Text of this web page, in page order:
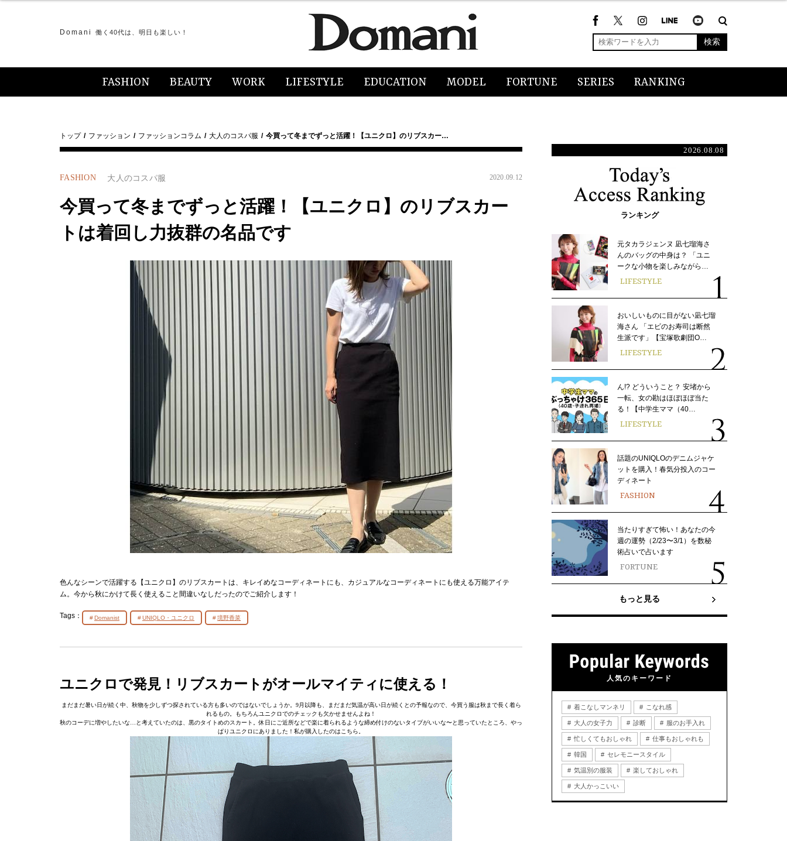
Domani 働く40代は、明日も楽しい！
検索
FASHION BEAUTY WORK LIFESTYLE EDUCATION MODEL FORTUNE SERIES RANKING
トップ ファッション ファッションコラム 大人のコスパ服 今買って冬までずっと活躍！【ユニクロ】のリブスカー…
FASHION 大人のコスパ服 2020.09.12
今買って冬までずっと活躍！【ユニクロ】のリブスカー
トは着回し力抜群の名品です
色んなシーンで活躍する【ユニクロ】のリブスカートは、キレイめなコーディネートにも、カジュアルなコーディネートにも使える万能アイテ
ム。今から秋にかけて長く使えること間違いなしだったのでご紹介します！
Tags： Domanist UNIQLO・ユニクロ 境野香菜
ユニクロで発見！リブスカートがオールマイティに使える！
まだまだ暑い日が続く中、秋物を少しずつ探されている方も多いのではないでしょうか。9月以降も、まだまだ気温が高い日が続くとの予報なので、今買う服は秋まで長く着ら
れるもの。もちろんユニクロでのチェックも欠かせませんよね！
秋のコーデに増やしたいな…と考えていたのは、黒のタイトめのスカート。休日にご近所などで楽に着られるような締め付けのないタイプがいいな〜と思っていたところ、やっ
ぱりユニクロにありました！私が購入したのはこちら。
2026.08.08
ランキング
元タカラジェンヌ 凪七瑠海さ
んのバッグの中身は？ 「ユニ
ークな小物を楽しみながら…
LIFESTYLE
おいしいものに目がない凪七瑠
海さん 「エビのお寿司は断然
生派です」【宝塚歌劇団O…
LIFESTYLE
ん!? どういうこと？ 安堵から
一転、女の勘はほぼほぼ当た
る！【中学生ママ（40…
LIFESTYLE
話題のUNIQLOのデニムジャケ
ットを購入！春気分投入のコー
ディネート
FASHION
当たりすぎて怖い！あなたの今
週の運勢（2/23〜3/1）を数秘
術占いで占います
FORTUNE
もっと見る
人気のキーワード
着こなしマンネリ こなれ感
大人の女子力 診断 服のお手入れ
忙しくてもおしゃれ 仕事もおしゃれも
韓国 セレモニースタイル
気温別の服装 楽しておしゃれ
大人かっこいい